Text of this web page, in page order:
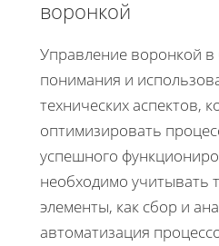
воронкой
Управление воронкой в
понимания и
технических аспектов,
оптимизировать
успешного
необходимо учитывать
элементы, как сбор и
автоматизация